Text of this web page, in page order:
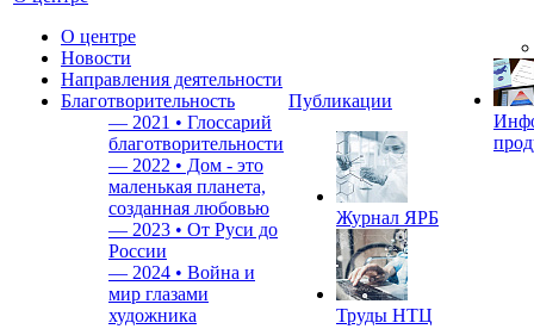
О центре
Новости
Направления деятельности
Благотворительность
— 2021 • Глоссарий
благотворительности
— 2022 • Дом - это
маленькая планета,
созданная любовью
— 2023 • От Руси до
России
— 2024 • Война и
мир глазами
художника
Публикации
Журнал ЯРБ
Труды НТЦ